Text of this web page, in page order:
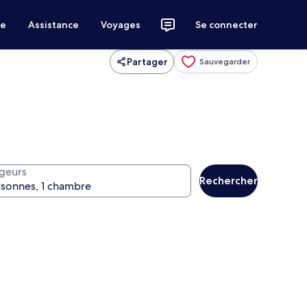
Assistance Voyages Se connecter
Partager Sauvegarder
Rechercher